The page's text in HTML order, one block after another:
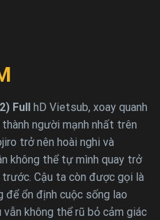
Full
hD Vietsub, xoay quanh
người mạnh nhất trên
trở nên hoài nghi và
không thể tự mình quay trở
Cậu ta còn được gọi là
để ổn định cuộc sống lao
vẫn không thể rũ bỏ cảm giác